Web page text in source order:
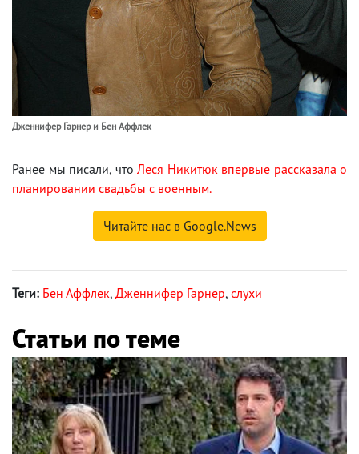
Дженнифер Гарнер и Бен Аффлек
Ранее мы писали, что Леся Никитюк впервые рассказала о
планировании свадьбы с военным.
Читайте нас в Google.News
Теги: Бен Аффлек, Дженнифер Гарнер, слухи
Статьи по теме